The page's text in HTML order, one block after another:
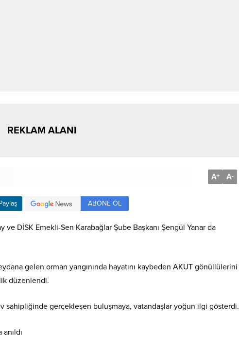
REKLAM ALANI
A+ A-
ABONE OL
ve DİSK Emekli-Sen Karabağlar Şube Başkanı Şengül Yanar da
gelen orman yangınında hayatını kaybeden AKUT gönüllülerini
düzenlendi.
sahipliğinde gerçekleşen buluşmaya, vatandaşlar yoğun ilgi gösterdi.